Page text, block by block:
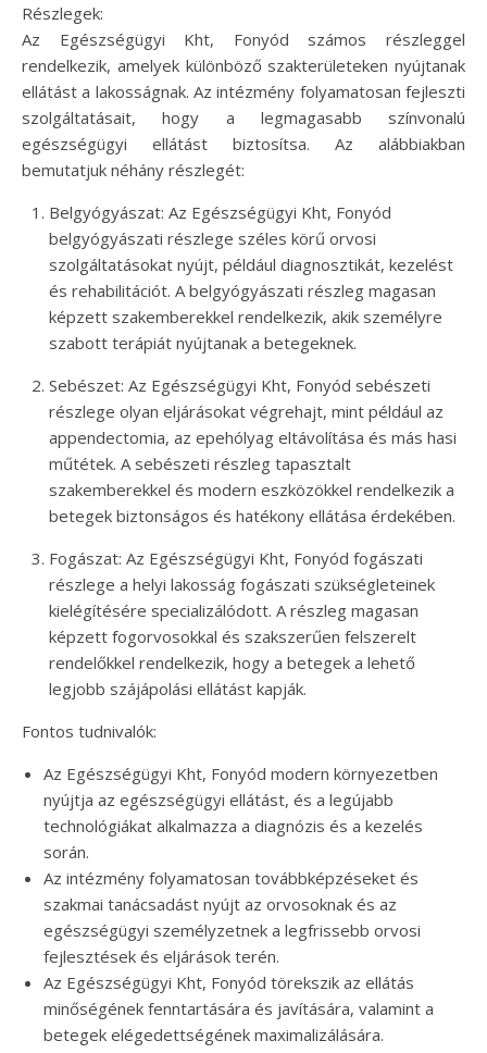
Részlegek:
Az Egészségügyi Kht, Fonyód számos részleggel
rendelkezik, amelyek különböző szakterületeken nyújtanak
ellátást a lakosságnak. Az intézmény folyamatosan fejleszti
szolgáltatásait, hogy a legmagasabb színvonalú
egészségügyi ellátást biztosítsa. Az alábbiakban
bemutatjuk néhány részlegét:
Belgyógyászat: Az Egészségügyi Kht, Fonyód
belgyógyászati részlege széles körű orvosi
szolgáltatásokat nyújt, például diagnosztikát, kezelést
és rehabilitációt. A belgyógyászati részleg magasan
képzett szakemberekkel rendelkezik, akik személyre
szabott terápiát nyújtanak a betegeknek.
Sebészet: Az Egészségügyi Kht, Fonyód sebészeti
részlege olyan eljárásokat végrehajt, mint például az
appendectomia, az epehólyag eltávolítása és más hasi
műtétek. A sebészeti részleg tapasztalt
szakemberekkel és modern eszközökkel rendelkezik a
betegek biztonságos és hatékony ellátása érdekében.
Fogászat: Az Egészségügyi Kht, Fonyód fogászati
részlege a helyi lakosság fogászati szükségleteinek
kielégítésére specializálódott. A részleg magasan
képzett fogorvosokkal és szakszerűen felszerelt
rendelőkkel rendelkezik, hogy a betegek a lehető
legjobb szájápolási ellátást kapják.
Fontos tudnivalók:
Az Egészségügyi Kht, Fonyód modern környezetben
nyújtja az egészségügyi ellátást, és a legújabb
technológiákat alkalmazza a diagnózis és a kezelés
során.
Az intézmény folyamatosan továbbképzéseket és
szakmai tanácsadást nyújt az orvosoknak és az
egészségügyi személyzetnek a legfrissebb orvosi
fejlesztések és eljárások terén.
Az Egészségügyi Kht, Fonyód törekszik az ellátás
minőségének fenntartására és javítására, valamint a
betegek elégedettségének maximalizálására.